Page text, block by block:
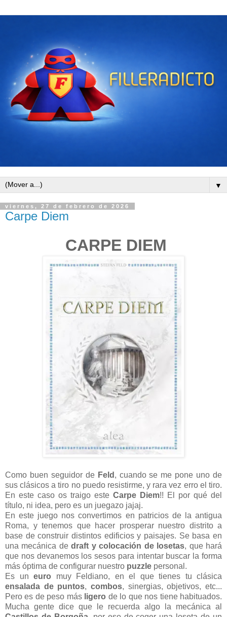
▼
viernes, 27 de febrero de 2026
Carpe Diem
CARPE DIEM
Como buen seguidor de Feld , cuando se me pone uno de
sus clásicos a tiro no puedo resistirme, y rara vez erro el tiro.
En este caso os traigo este Carpe Diem!! El por qué del
título, ni idea, pero es un juegazo jajaj.
En este juego nos convertimos en patricios de la antigua
Roma, y tenemos que hacer prosperar nuestro distrito a
base de construir distintos edificios y paisajes. Se basa en
una mecánica dedraft y colocación de losetas, que hará
que nos devanemos los sesos para intentar buscar la forma
más óptima de configurar nuestro puzzle personal.
Es un euro muy Feldiano, en el que tienes tu clásica
ensalada de puntos,combos, sinergias, objetivos, etc...
Pero es de peso más ligero de lo que nos tiene habituados.
Mucha gente dice que le recuerda algo la mecánica al